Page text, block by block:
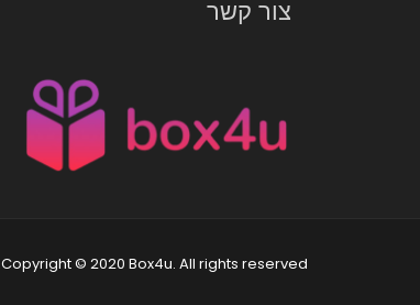
צור קשר
Copyright © 2020 Box4u. All rights reserved.